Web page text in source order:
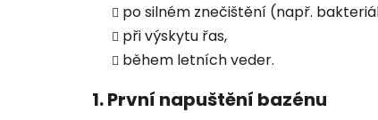
po silném znečištění (např.
při výskytu řas,
během letních veder.
1. První napuštění bazénu